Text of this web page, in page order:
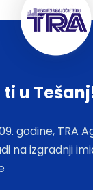
u
godine, TRA
na izgradnji